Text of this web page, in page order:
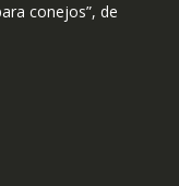
conejos”, de